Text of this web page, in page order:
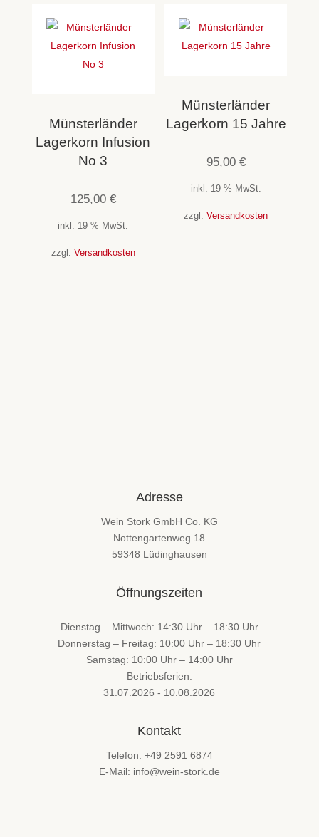
Münsterländer
Lagerkorn Infusion
No 3
125,00 €
inkl. 19 % MwSt.
zzgl. Versandkosten
Münsterländer
Lagerkorn 15 Jahre
95,00 €
inkl. 19 % MwSt.
zzgl.Versandkosten
Adresse
Wein Stork GmbH Co. KG
Nottengartenweg 18
59348 Lüdinghausen
Öffnungszeiten
Dienstag – Mittwoch: 14:30 Uhr – 18:30 Uhr
Donnerstag – Freitag: 10:00 Uhr – 18:30 Uhr
Samstag: 10:00 Uhr – 14:00 Uhr
Betriebsferien:
31.07.2026 - 10.08.2026
Kontakt
Telefon: +49 2591 6874
E-Mail: info@wein-stork.de